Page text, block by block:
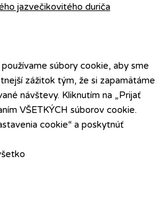
jazvečikovitého duriča
súbory cookie, aby sme
zážitok tým, že si zapamätáme
návštevy. Kliknutím na „Prijať
VŠETKÝCH súborov cookie.
cookie“ a poskytnúť